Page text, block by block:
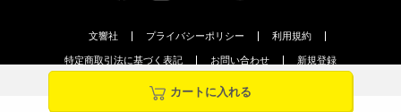
カートに入れる
文響社 プライバシーポリシー 利用規約
特定商取引法に基づく表記 お問い合わせ 新規登録